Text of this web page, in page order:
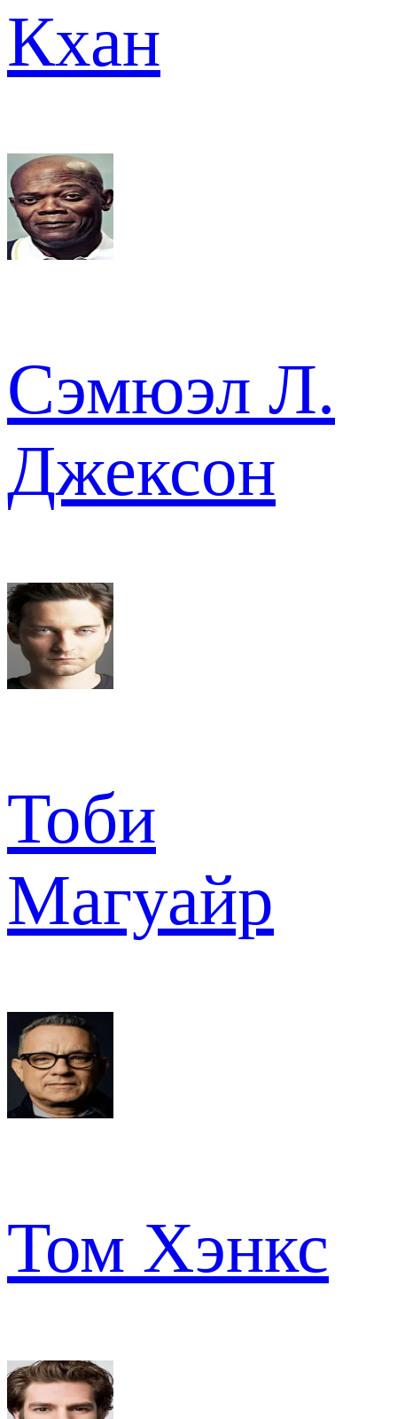
Кхан
Сэмюэл Л.
Джексон
Тоби
Магуайр
Том Хэнкс